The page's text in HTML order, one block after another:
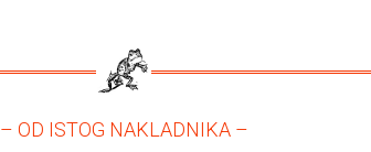
– OD ISTOG NAKLADNIKA –